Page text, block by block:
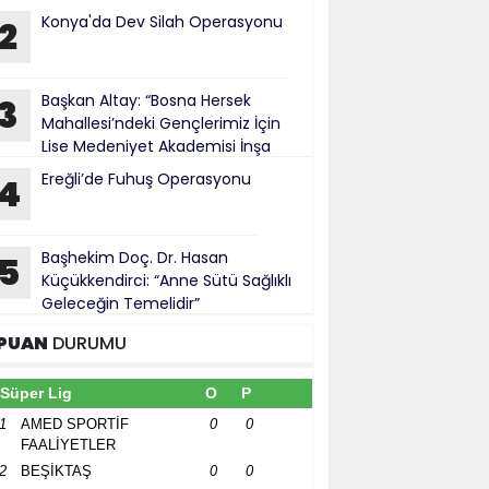
Konya'da Dev Silah Operasyonu
Başkan Altay: “Bosna Hersek
Mahallesi’ndeki Gençlerimiz İçin
Lise Medeniyet Akademisi İnşa
Ereğli’de Fuhuş Operasyonu
Başhekim Doç. Dr. Hasan
Küçükkendirci: “Anne Sütü Sağlıklı
Geleceğin Temelidir”
DURUMU
Süper Lig O P
1
AMED SPORTİF
FAALİYETLER
0 0
2 BEŞİKTAŞ 0
0